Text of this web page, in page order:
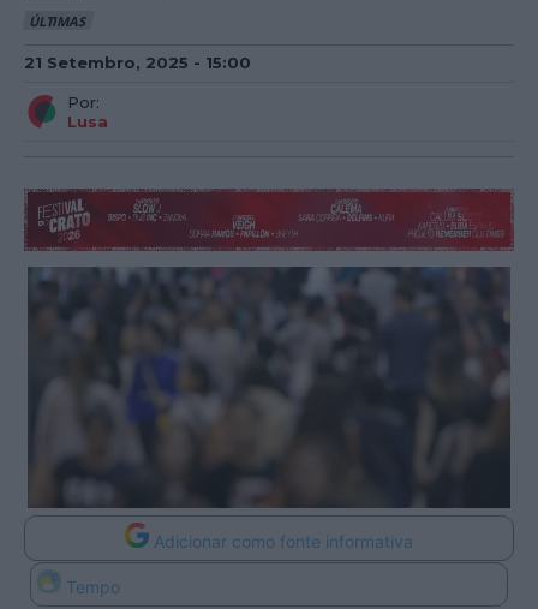
ÚLTIMAS
21 Setembro, 2025 - 15:00
Por:
Lusa
Adicionar como fonte informativa
Tempo